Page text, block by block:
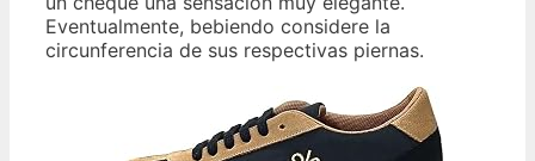
Eventualmente, bebiendo considere la
circunferencia de sus respectivas piernas.